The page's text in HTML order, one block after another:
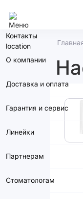
Контакты
О компании
Доставка и оплата
Гарантия и сервис
Линейки
Партнерам
Стоматологам